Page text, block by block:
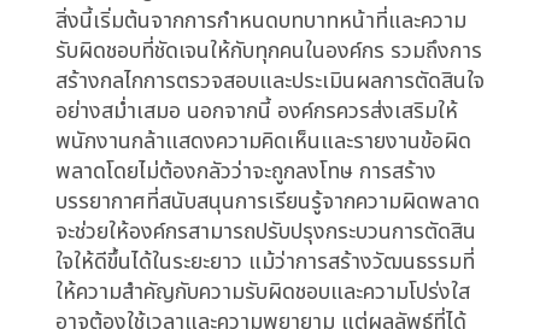
เฉพาะ แต่เมื่อถึงขั้นตอนการตัดสินใจ ข้อมูลเหล่านั้น
มักถูกส่งต่อให้กับผู้บริหารระดับสูงเพียงคนเดียว
ทำให้ทีมที่ทำการวิเคราะห์ข้อมูลไม่รู้สึกถึงความรับ
ผิดชอบต่อผลลัพธ์ของการตัดสินใจนั้น หรืออาจไม่
ได้รับการรับฟังความคิดเห็นและข้อเสนอแนะจากทีม
ที่ทำการวิเคราะห์ข้อมูลอย่างเพียงพอ การแก้ไข
ปัญหานี้จำเป็นต้องมีการปรับปรุงกระบวนการ
ทำงานร่วมกันระหว่างทีมต่างๆ และการสร้าง
วัฒนธรรมองค์กรที่ส่งเสริมการสื่อสารและการแบ่ง
ปันข้อมูลอย่างเปิดเผย นอกจากนี้ การมีระบบการ